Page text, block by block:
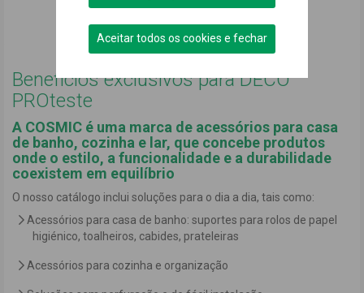
Podemos ajudar?
Benefícios exclusivos para DECO
PROteste
A COSMIC é uma marca de acessórios para casa
de banho, cozinha e lar, que concebe produtos
onde o estilo, a funcionalidade e a durabilidade
coexistem em equilíbrio
O nosso catálogo inclui soluções para o dia a dia, tais como:
Acessórios para casa de banho: suportes para rolos de papel
higiénico, toalheiros, cabides, prateleiras
Acessórios para cozinha e organização
Aceitar todos os cookies e fechar